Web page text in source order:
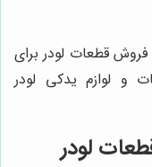
قطعات لودر برای
و لوازم یدکی لودر
لودر